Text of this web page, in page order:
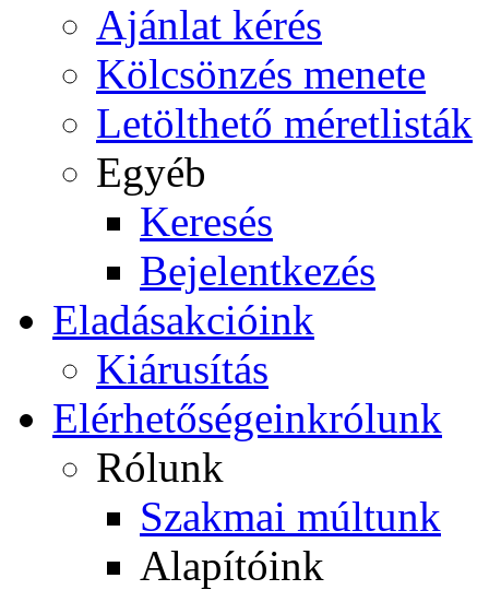
Ajánlat kérés
Kölcsönzés menete
Letölthető méretlisták
Egyéb
Keresés
Bejelentkezés
Eladásakcióink
Kiárusítás
Elérhetőségeinkrólunk
Rólunk
Szakmai múltunk
Alapítóink